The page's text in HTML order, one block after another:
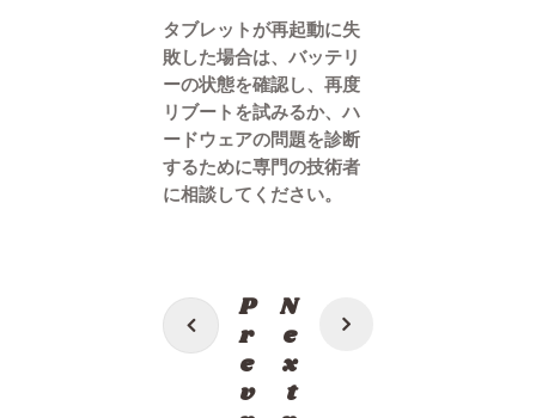
タブレットが再起動に失
敗した場合は、バッテリ
ーの状態を確認し、再度
リブートを試みるか、ハ
ードウェアの問題を診断
するために専門の技術者
に相談してください。
投
稿
P
r
e
v
N
e
x
t